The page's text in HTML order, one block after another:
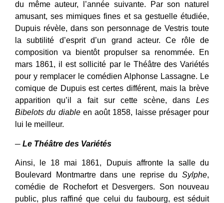
du même auteur, l’année suivante. Par son naturel
amusant, ses mimiques fines et sa gestuelle étudiée,
Dupuis révèle, dans son personnage de Vestris toute
la subtilité d’esprit d’un grand acteur. Ce rôle de
composition va bientôt propulser sa renommée. En
mars 1861, il est sollicité par le Théâtre des Variétés
pour y remplacer le comédien Alphonse Lassagne. Le
comique de Dupuis est certes différent, mais la brève
apparition qu’il a fait sur cette scène, dans Les
Bibelots du diableen août 1858, laisse présager pour
lui le meilleur.
─ Le Théâtre des Variétés
Ainsi, le 18 mai 1861, Dupuis affronte la salle du
Boulevard Montmartre dans une reprise du Sylphe,
comédie de Rochefort et Desvergers. Son nouveau
public, plus raffiné que celui du faubourg, est séduit